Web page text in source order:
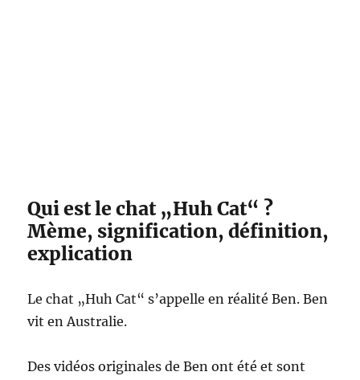
Qui est le chat „Huh Cat“ ?
Mème, signification, définition,
explication
Le chat „Huh Cat“ s’appelle en réalité Ben. Ben
vit en Australie.
Des vidéos originales de Ben ont été et sont